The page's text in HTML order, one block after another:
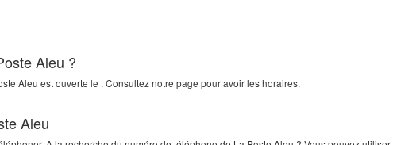
Aleu ?
Aleu est ouverte le . Consultez notre page pour avoir les horaires.
Aleu